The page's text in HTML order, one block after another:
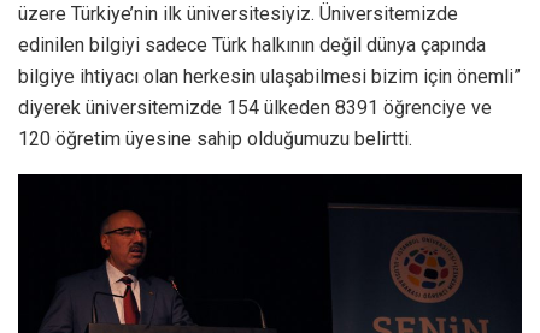
üzere Türkiye’nin ilk üniversitesiyiz. Üniversitemizde
edinilen bilgiyi sadece Türk halkının değil dünya çapında
bilgiye ihtiyacı olan herkesin ulaşabilmesi bizim için önemli”
diyerek üniversitemizde 154 ülkeden 8391 öğrenciye ve
120 öğretim üyesine sahip olduğumuzu belirtti.